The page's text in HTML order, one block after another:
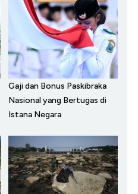
Gaji dan Bonus Paskibraka
Nasional yang Bertugas di
Istana Negara